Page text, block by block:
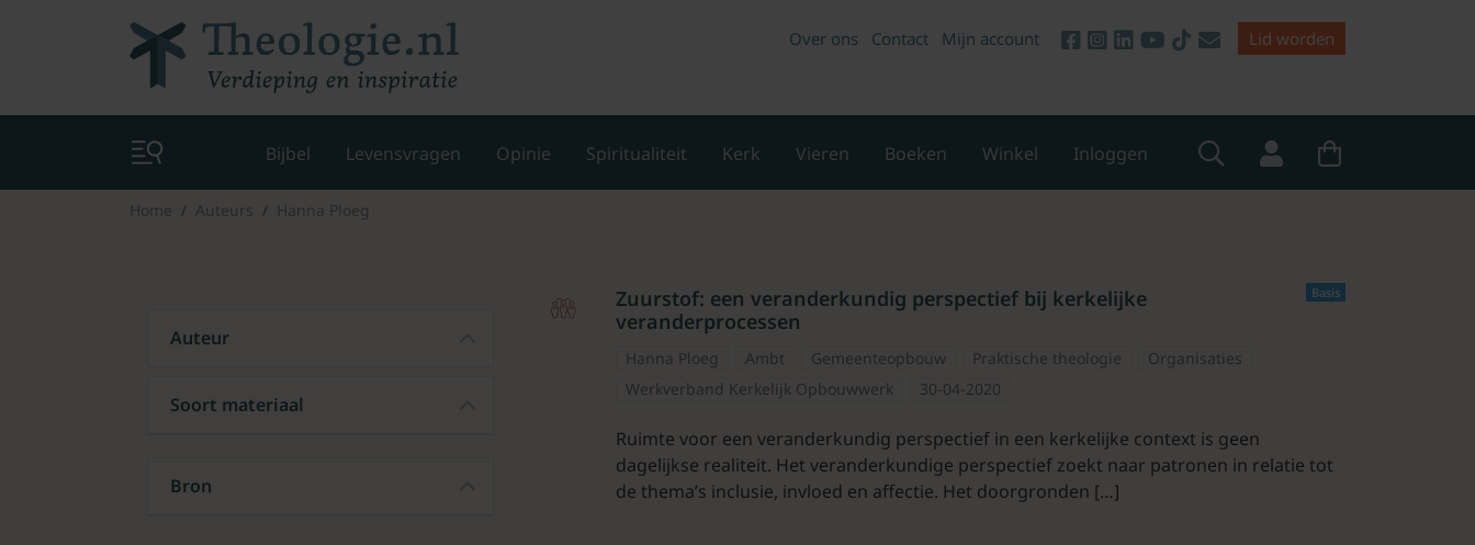
Over ons Contact Mijn account Lid worden
Bijbel Levensvragen Opinie Spiritualiteit Kerk Vieren Boeken Winkel Inloggen
Home Auteurs Hanna Ploeg
Auteur
Soort materiaal
Bron
Basis
Zuurstof: een veranderkundig perspectief bij kerkelijke
veranderprocessen
Hanna Ploeg Ambt Gemeenteopbouw Praktische theologie
Organisaties
Werkverband Kerkelijk Opbouwwerk
30-04-2020
Ruimte voor een veranderkundig perspectief in een kerkelijke context is geen
dagelijkse realiteit. Het veranderkundige perspectief zoekt naar patronen in relatie tot
de thema’s inclusie, invloed en affectie. Het doorgronden […]